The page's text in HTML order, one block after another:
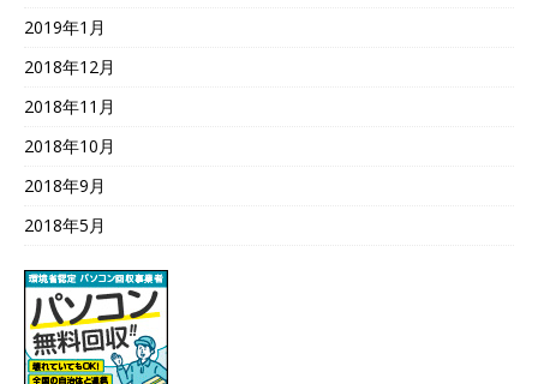
2019年1月
2018年12月
2018年11月
2018年10月
2018年9月
2018年5月